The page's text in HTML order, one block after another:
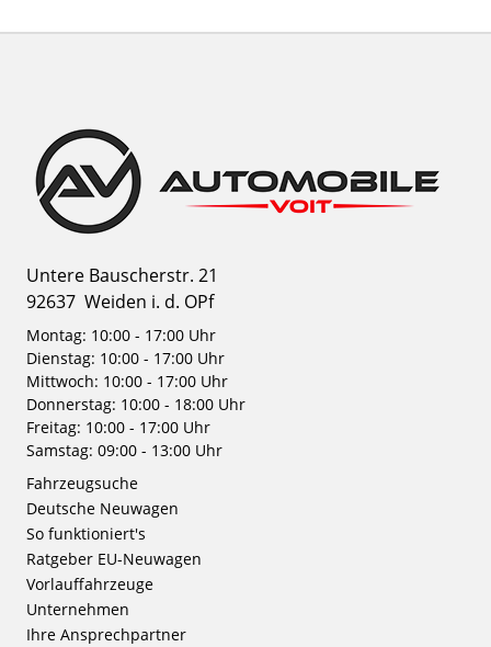
Untere Bauscherstr. 21
92637 Weiden i. d. OPf
Montag: 10:00 - 17:00 Uhr
Dienstag: 10:00 - 17:00 Uhr
Mittwoch: 10:00 - 17:00 Uhr
Donnerstag: 10:00 - 18:00 Uhr
Freitag: 10:00 - 17:00 Uhr
Samstag: 09:00 - 13:00 Uhr
Fahrzeugsuche
Deutsche Neuwagen
So funktioniert's
Ratgeber EU-Neuwagen
Vorlauffahrzeuge
Unternehmen
Ihre Ansprechpartner